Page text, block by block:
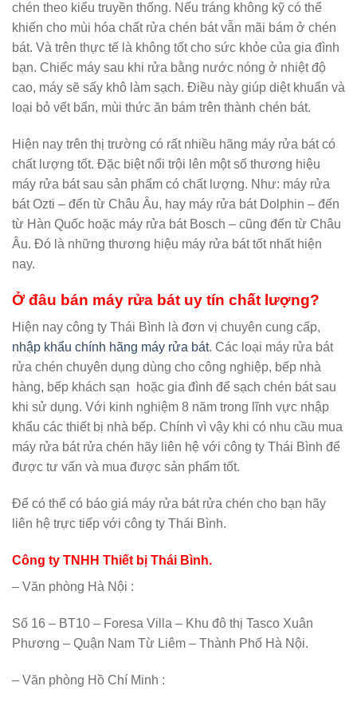
chén theo kiểu truyền thống. Nếu tráng không kỹ có thể
khiến cho mùi hóa chất rửa chén bát vẫn mãi bám ở chén
bát. Và trên thực tế là không tốt cho sức khỏe của gia đình
bạn. Chiếc máy sau khi rửa bằng nước nóng ở nhiệt độ
cao, máy sẽ sấy khô làm sạch. Điều này giúp diệt khuẩn và
loại bỏ vết bẩn, mùi thức ăn bám trên thành chén bát.
Hiện nay trên thị trường có rất nhiều hãng máy rửa bát có
chất lượng tốt. Đặc biệt nổi trội lên một số thương hiệu
máy rửa bát sau sản phẩm có chất lượng. Như: máy rửa
bát Ozti – đến từ Châu Âu, hay máy rửa bát Dolphin – đến
từ Hàn Quốc hoặc máy rửa bát Bosch – cũng đến từ Châu
Âu. Đó là những thương hiệu máy rửa bát tốt nhất hiện
nay.
Ở đâu bán máy rửa bát uy tín chất lượng?
Hiện nay công ty Thái Bình là đơn vị chuyên cung cấp,
nhập khẩu chính hãng máy rửa bát. Các loại máy rửa bát
rửa chén chuyên dụng dùng cho công nghiệp, bếp nhà
hàng, bếp khách sạn hoặc gia đình để sạch chén bát sau
khi sử dụng. Với kinh nghiệm 8 năm trong lĩnh vực nhập
khẩu các thiết bị nhà bếp. Chính vì vậy khi có nhu cầu mua
máy rửa bát rửa chén hãy liên hệ với công ty Thái Bình để
được tư vấn và mua được sản phẩm tốt.
Để có thể có báo giá máy rửa bát rửa chén cho bạn hãy
liên hệ trực tiếp với công ty Thái Bình.
Công ty TNHH Thiết bị Thái Bình.
– Văn phòng Hà Nội :
Số 16 – BT10 – Foresa Villa – Khu đô thị Tasco Xuân
Phương – Quận Nam Từ Liêm – Thành Phố Hà Nội.
– Văn phòng Hồ Chí Minh :